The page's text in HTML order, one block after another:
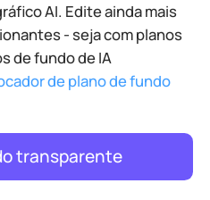
AI. Edite ainda mais
- seja com planos
de fundo de IA
de plano de fundo
transparente